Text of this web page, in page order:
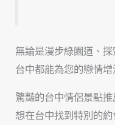
無論是漫步綠園道、
台中都能為您的戀情增
驚豔的台中情侶景點推
想在台中找到特別的